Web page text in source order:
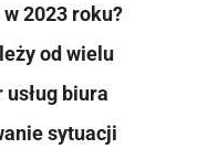
2023 roku?
od wielu
biura
sytuacji